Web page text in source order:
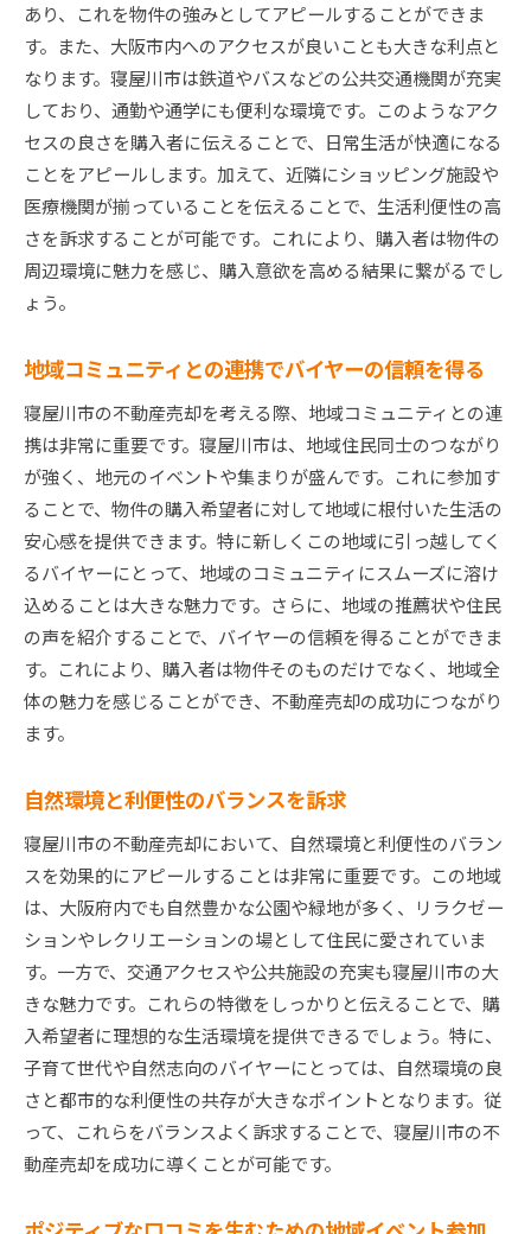
あり、これを物件の強みとしてアピールすることができま
す。また、大阪市内へのアクセスが良いことも大きな利点と
なります。寝屋川市は鉄道やバスなどの公共交通機関が充実
しており、通勤や通学にも便利な環境です。このようなアク
セスの良さを購入者に伝えることで、日常生活が快適になる
ことをアピールします。加えて、近隣にショッピング施設や
医療機関が揃っていることを伝えることで、生活利便性の高
さを訴求することが可能です。これにより、購入者は物件の
周辺環境に魅力を感じ、購入意欲を高める結果に繋がるでし
ょう。
地域コミュニティとの連携でバイヤーの信頼を得る
寝屋川市の不動産売却を考える際、地域コミュニティとの連
携は非常に重要です。寝屋川市は、地域住民同士のつながり
が強く、地元のイベントや集まりが盛んです。これに参加す
ることで、物件の購入希望者に対して地域に根付いた生活の
安心感を提供できます。特に新しくこの地域に引っ越してく
るバイヤーにとって、地域のコミュニティにスムーズに溶け
込めることは大きな魅力です。さらに、地域の推薦状や住民
の声を紹介することで、バイヤーの信頼を得ることができま
す。これにより、購入者は物件そのものだけでなく、地域全
体の魅力を感じることができ、不動産売却の成功につながり
ます。
自然環境と利便性のバランスを訴求
寝屋川市の不動産売却において、自然環境と利便性のバラン
スを効果的にアピールすることは非常に重要です。この地域
は、大阪府内でも自然豊かな公園や緑地が多く、リラクゼー
ションやレクリエーションの場として住民に愛されていま
す。一方で、交通アクセスや公共施設の充実も寝屋川市の大
きな魅力です。これらの特徴をしっかりと伝えることで、購
入希望者に理想的な生活環境を提供できるでしょう。特に、
子育て世代や自然志向のバイヤーにとっては、自然環境の良
さと都市的な利便性の共存が大きなポイントとなります。従
って、これらをバランスよく訴求することで、寝屋川市の不
動産売却を成功に導くことが可能です。